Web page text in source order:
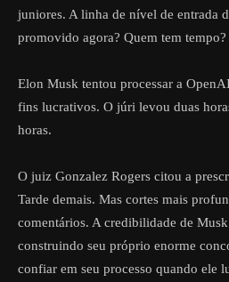
juniores. A linha de nível de entrada
promovido agora? Quem tem tempo?
Elon Musk tentou processar a
fins lucrativos. O júri levou duas
horas.
O juiz Gonzalez Rogers citou a
Tarde demais. Mas cortes mais
comentários. A credibilidade de
construindo seu próprio enorme
confiar em seu processo quando ele